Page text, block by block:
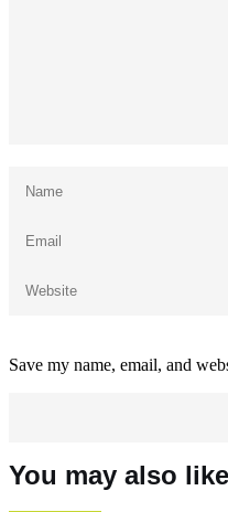
Save my name, email, and
You may also like